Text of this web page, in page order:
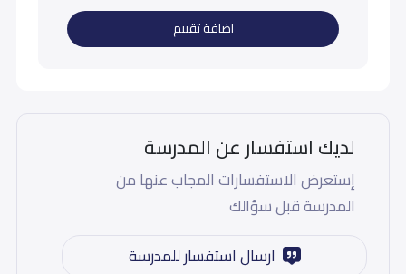
اضافة تقييم
لديك استفسار عن المدرسة
إستعرض الاستفسارات المجاب عنها من
المدرسة قبل سؤالك
ارسال استفسار للمدرسة